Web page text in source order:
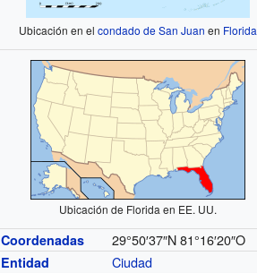
Ubicación en elcondado de San Juan en Florida
Ubicación de Florida en EE. UU.
Coordenadas 29°50′37″N 81°16′20″O
Entidad
Ciudad